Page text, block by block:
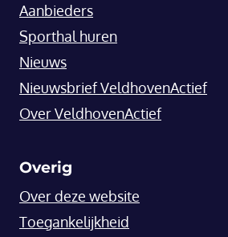
Aanbieders
Sporthal huren
Nieuws
Nieuwsbrief VeldhovenActief
Over VeldhovenActief
Overig
Over deze website
Toegankelijkheid